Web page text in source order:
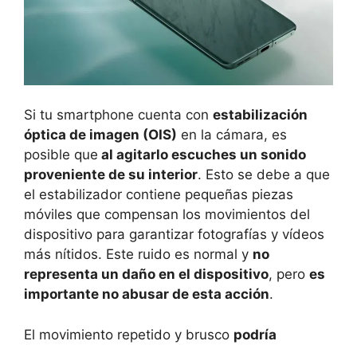
Si tu smartphone cuenta con estabilización
óptica de imagen (OIS) en la cámara, es
posible que al agitarlo escuches un sonido
proveniente de su interior. Esto se debe a que
el estabilizador contiene pequeñas piezas
móviles que compensan los movimientos del
dispositivo para garantizar fotografías y vídeos
más nítidos. Este ruido es normal y no
representa un daño en el dispositivo, pero es
importante no abusar de esta acción.
El movimiento repetido y brusco podría